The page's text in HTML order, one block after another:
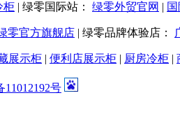
柜 | 绿零国际站： 绿零外贸官网 |
零官方旗舰店 | 绿零品牌体验店：
展示柜 | 便利店展示柜 | 厨房冷柜 |
11012192号